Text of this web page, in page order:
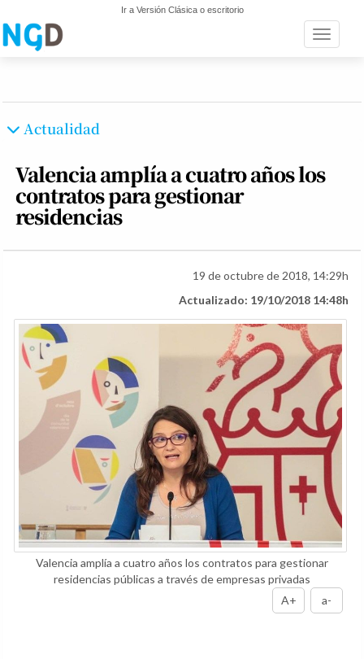
Ir a Versión Clásica o escritorio
Toggle
Actualidad
Valencia amplía a cuatro años los
contratos para gestionar
residencias
19 de octubre de 2018, 14:29h
Actualizado: 19/10/2018 14:48h
Valencia amplía a cuatro años los contratos para gestionar
residencias públicas a través de empresas privadas
A+
a-